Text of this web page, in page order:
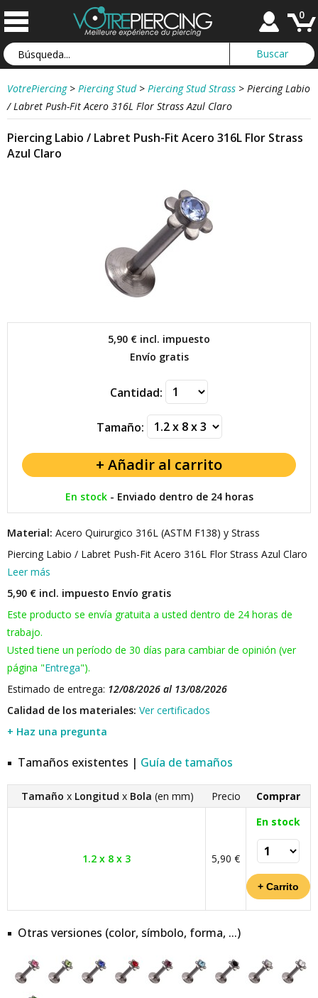
0
VotrePiercing > Piercing Stud > Piercing Stud Strass > Piercing Labio
/ Labret Push-Fit Acero 316L Flor Strass Azul Claro
Piercing Labio / Labret Push-Fit Acero 316L Flor Strass
Azul Claro
5,90 € incl. impuesto
Envío gratis
Cantidad:
Tamaño:
En stock- Enviado dentro de 24 horas
Material: Acero Quirurgico 316L (ASTM F138) y Strass
Piercing Labio / Labret Push-Fit Acero 316L Flor Strass Azul Claro
Leer más
5,90 € incl. impuesto Envío gratis
Este producto se envía gratuita a usted dentro de 24 horas de
trabajo.
Usted tiene un período de 30 días para cambiar de opinión (ver
página "Entrega").
Estimado de entrega: 12/08/2026 al 13/08/2026
Calidad de los materiales: Ver certificados
+ Haz una pregunta
Tamaños existentes | Guía de tamaños
Tamaño x Longitud x Bola (en mm) Precio Comprar
1.2 x 8 x 3 5,90 €
En stock
Otras versiones (color, símbolo, forma, ...)